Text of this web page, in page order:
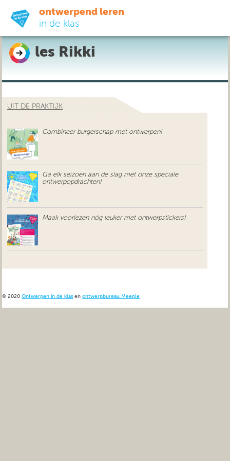
ontwerpend leren
in de klas
ready-to-go
do-it-yourself
uit de praktijk
over ons
les Rikki
UIT DE PRAKTIJK
Combineer burgerschap met ontwerpen!
Ga elk seizoen aan de slag met onze speciale
ontwerpopdrachten!
Maak voorlezen nóg leuker met ontwerpstickers!
© 2020Ontwerpen in de klas enontwerpbureau Meeple